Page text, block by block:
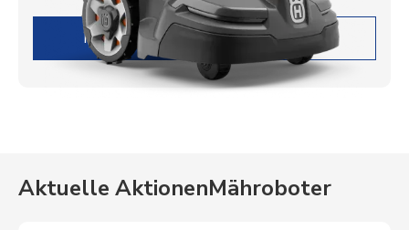
DETAILS
Aktuelle AktionenMähroboter